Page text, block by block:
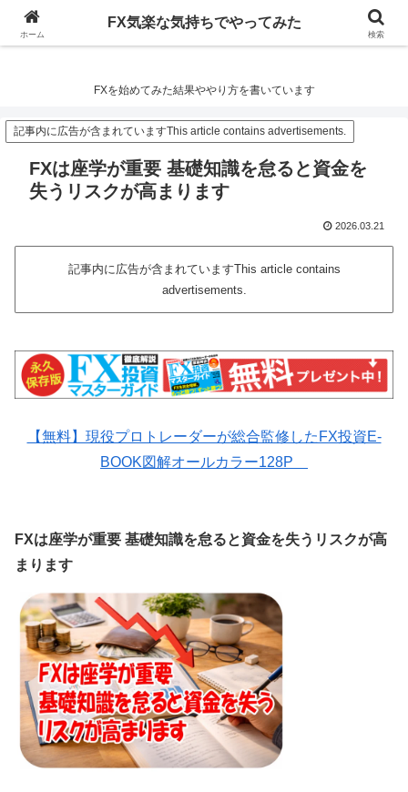
FX気楽な気持ちでやってみた
FXを始めてみた結果ややり方を書いています
記事内に広告が含まれていますThis article contains advertisements.
FXは座学が重要 基礎知識を怠ると資金を
失うリスクが高まります
2026.03.21
記事内に広告が含まれていますThis article contains
advertisements.
【無料】現役プロトレーダーが総合監修したFX投資E-
BOOK図解オールカラー128P
FXは座学が重要 基礎知識を怠ると資金を失うリスクが高
まります
ホーム
FX気楽な気持ちでやってみた
検索